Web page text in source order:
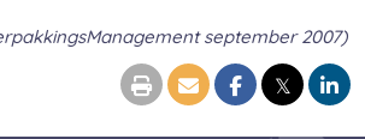
september 2007)
𝕏